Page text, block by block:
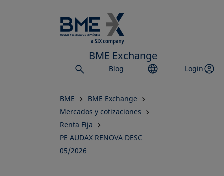
al
contenido
principal
BME Exchange
Blog Login
BME
BME Exchange
Mercados y cotizaciones
Renta Fija
PE AUDAX RENOVA DESC
05/2026